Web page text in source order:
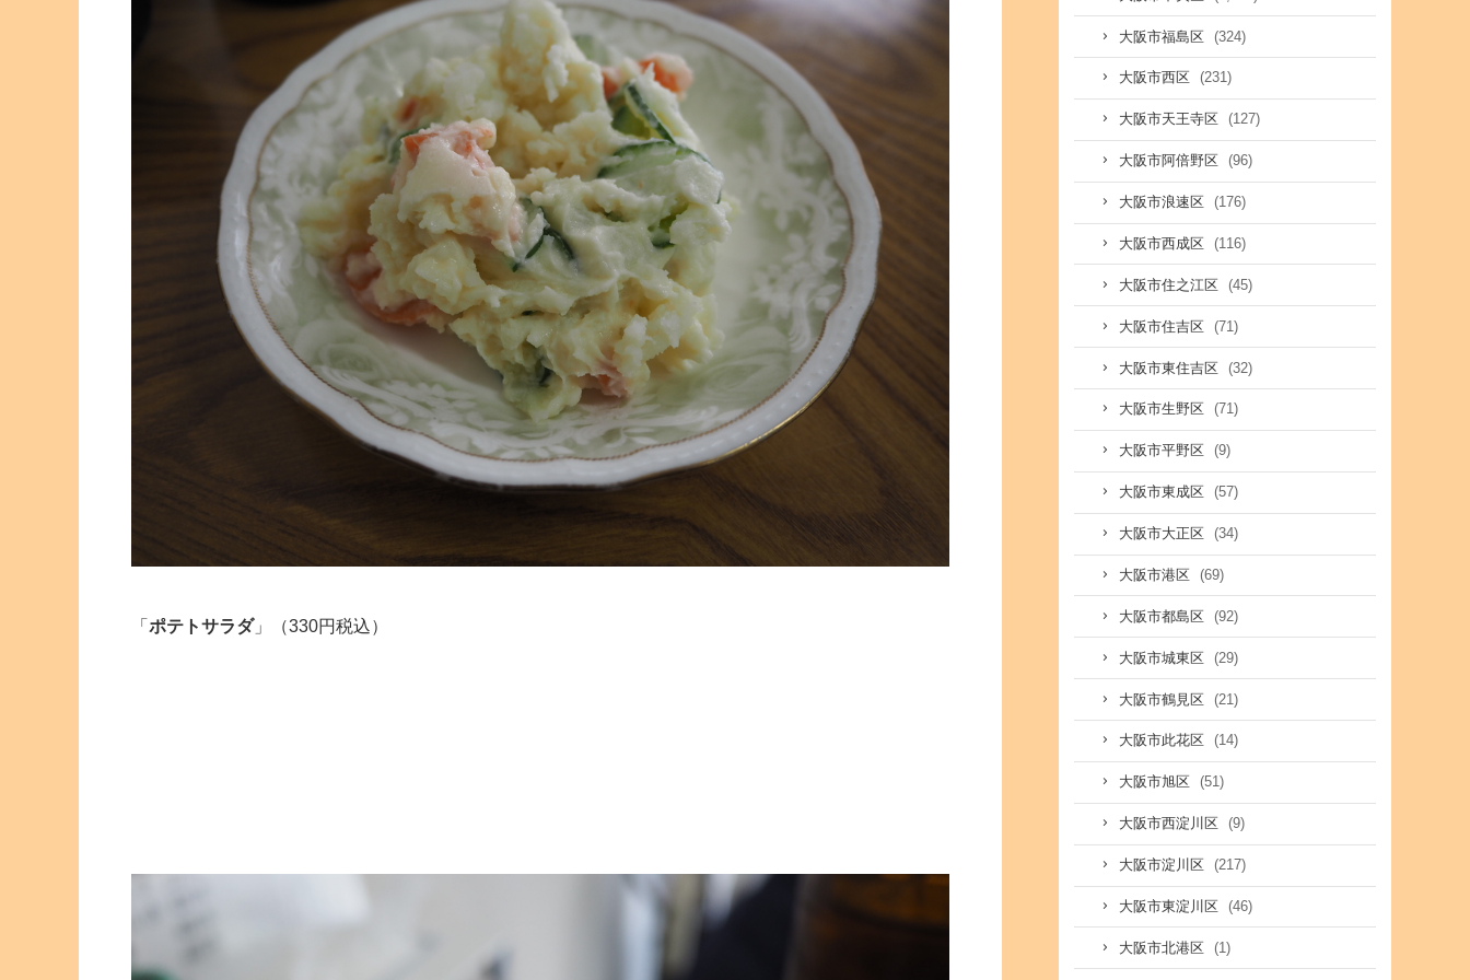
「 ポテトサラダ」（330円税込）
大阪市福島区 (324)
大阪市西区 (231)
大阪市天王寺区 (127)
大阪市阿倍野区 (96)
大阪市浪速区 (176)
大阪市西成区 (116)
大阪市住之江区 (45)
大阪市住吉区 (71)
大阪市東住吉区 (32)
大阪市生野区 (71)
大阪市平野区 (9)
大阪市東成区 (57)
大阪市大正区 (34)
大阪市港区 (69)
大阪市都島区 (92)
大阪市城東区 (29)
大阪市鶴見区 (21)
大阪市此花区 (14)
大阪市旭区 (51)
大阪市西淀川区 (9)
大阪市淀川区 (217)
大阪市東淀川区 (46)
大阪市北港区 (1)